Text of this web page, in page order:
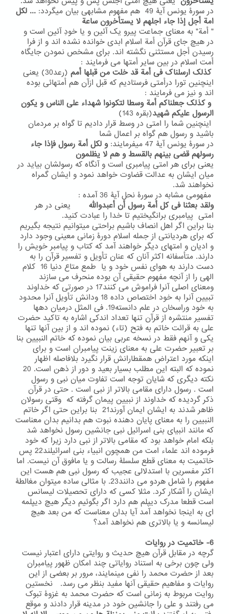
در سورۀ یونس آیۀ 49 هم مفهوم مشابهی بیان میگردد:
... لکل
امة أجل إذا جاء اجلهم لا یستأخرون ساعة
" أمة" به معنای جماعت پیرو یک آئین و یا خودِ آئین است و
در هیچ جای قرآن أمة اسلام ابدی خوانده نشده اند و از فرا
رسیدن أجل مستثنی نگشته اند. برای مشخص نمودن جایگاه
أمت اسلام در بین سایر أمتها می فرمایند :
کذلک ارسلناک فی أمة قد خلت من قبلها أمم
(رعد30) یعنی
اینچنین تورا درأمتی فرستادیم که قبل ازآن هم أمتهائی بوده
اند و نیز می فرمایند :
و کذلک جعلناکم أمة وسطا لتکونوا شهداء علی الناس و یکون
الرسول علیکم شهید(بقره 143)
اینچنین شما را امتی در وسط قرار دادیم تا گواه بر مردمان
باشید و رسول هم گواه بر اعمال شما
در سورۀ یونس آیۀ 47 میفرمایند:
و لکل أمة رسول فإذا جاء
رسولهم قضی بینهم بالقسط و هم لا یظلمون
یعنی برای هر امتی پیامبری است و آنگاه که رسولشان بیاید در
میان ایشان به عدالت قضاوت خواهد نمود و ایشان گمراه
نخواهند شد.
مفهومی مشابه در سورۀ نحل آیۀ 36 آمده :
ولقد بعثنا فی کل أمة رسول أن أعبدوالله یعنی در هر
امتی پیامبری برانگیختیم تا خدا را عبادت کنید.
بنا براین اگر اهل انصاف باشیم براحتی میتوانیم نتیجه بگیریم
که برای هردیانتی از جمله اسلام دورۀ زمانی معینی وجود دارد
و ادیان و امتهای دیگر خواهند آمد که کتاب و پیامبر خویش را
دارند. متأسفانه اکثر آنان که عنان تأویل و تفسیر قرآن را به
دست دارند به هوای نفس خود و یا طمع متاع دنیا 16 کلام
الهی را از آنچه مفهوم حقیقی آن بوده منحرف می سازند
ومعنای اصلی آنرا فراموش می کنند17 در صورتی که خداوند
تبیین آنرا به خود اختصاص داده 18 ودانش تأویل آنرا محدود
به خود وراسخان در علم دانسته19. فی المثل درمیان دهها
تفسیر منتشره از قرآن تنها تعداد اندکی اشاره به تاکید حضرت
علی به قرائت خاتم به فتح (تاء) نموده اند و از بین آنها تنها
یکی و آنهم فقط در نسخه عربی بیان نموده که خاتم النبیین بنا
بر تعبیر حضرت علی به معنای زینت پیامبران است و برای
اینکه مورد اعتراض همقطارانش قرار نگیرد بلافاصله اظهار
نموده که البته این مطلب بسیار بعید و دور از ذهن است. 20
نکته دیگری که شایان توجه است تفاوت میان نبی و رسول
است . رسول دارای مقامی بالاتر از نبی است . حتی در قرآن
ذکر گردیده که خداوند از نبیین پیمان گرفته که وقتی رسولان
ظاهر شدند به ایشان ایمان آورند21 بنا براین حتی اگر خاتم
النبیین را به معنای پایان دهنده نبوت هم بدانیم بدان معناست
که مانند انبیای بنی اسرائیل نبی جانشین رسول نخواهد شد
بلکه امام خواهد بود که مقامی بالاتر از نبی دارد زیرا که خود
فرموده اند علماء امت من همچون انبیاء بنی اسرائیلند22 پس
خاتمیت به معنای قطع سلسلۀ رسالت و یا مافوق آن نیست. اما
اکثر مفسرین با استدلالی عجیب که رسول نبی هم هست این
مفهوم را شامل هردو می دانند23. با مثالی ساده میتوان مغالطۀ
ایشان را آشکار کرد. مثلا کسی که دارای تحصیلات لیسانس
است قطعا مدرک دیپلم هم دارد اگر بگوئیم دیگر هیچ دیپلمه
ای به اینجا نخواهد آمد آیا بدان معناست که من بعد هیچ
لیسانسه و یا بالاتری هم نخواهد آمد؟
6- خاتمیت در روایات
گرچه در مقابل قرآن هیچ حدیث و روایتی دارای اعتبار نیست
ولی چون برخی به استناد روایاتی چند امکان ظهور پیامبران
بعد از حضرت محمد را نفی مینمایند، مرور بر بعضی از این
روایات و مفاهیم حقیقی آنها مفید بنظر می رسد. نخستین
روایت مربوط به زمانی است که حضرت محمد به غزوۀ تبوک
می رفتند و علی را جانشین خود در مدینه قرار دادند و موقع